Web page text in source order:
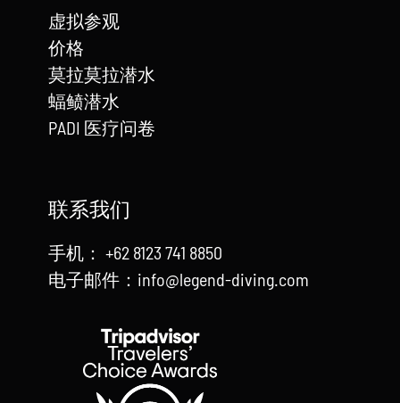
虚拟参观
价格
莫拉莫拉潜水
蝠鲼潜水
PADI 医疗问卷
联系我们
手机： +62 8123 741 8850
电子邮件：info@legend-diving.com